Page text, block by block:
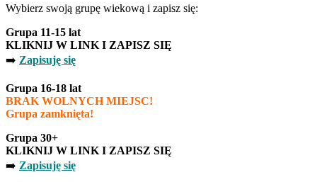
Wybierz swoją grupę wiekową i zapisz się:
Grupa 11-15 lat
KLIKNIJ W LINK I ZAPISZ SIĘ
➡️ Zapisuję się
Grupa 16-18 lat
BRAK WOLNYCH MIEJSC!
Grupa zamknięta!
Grupa 30+
KLIKNIJ W LINK I ZAPISZ SIĘ
➡️ Zapisuję się